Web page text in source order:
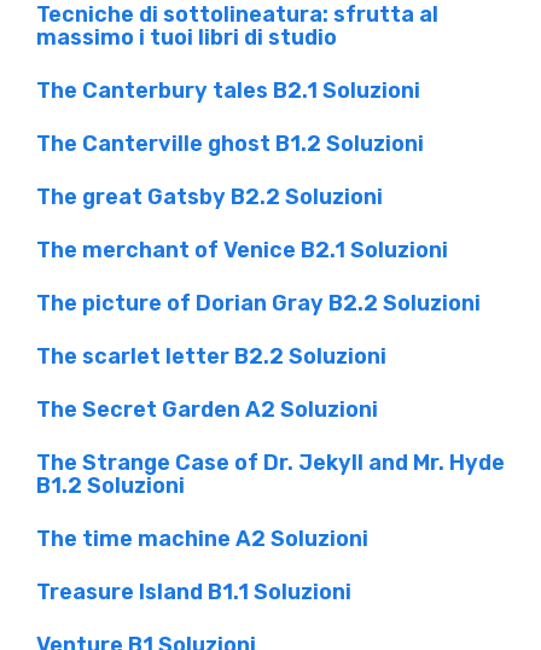
Tecniche di sottolineatura: sfrutta al
massimo i tuoi libri di studio
The Canterbury tales B2.1 Soluzioni
The Canterville ghost B1.2 Soluzioni
The great Gatsby B2.2 Soluzioni
The merchant of Venice B2.1 Soluzioni
The picture of Dorian Gray B2.2 Soluzioni
The scarlet letter B2.2 Soluzioni
The Secret Garden A2 Soluzioni
The Strange Case of Dr. Jekyll and Mr. Hyde
B1.2 Soluzioni
The time machine A2 Soluzioni
Treasure Island B1.1 Soluzioni